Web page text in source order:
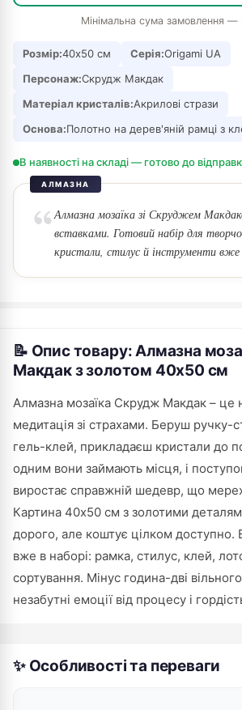
Мінімальна сума замовлення —
Розмір:40х50 см Серія:Origami UA
Персонаж:Скрудж Макдак
Матеріал кристалів:Акрилові стрази
Основа:Полотно на дерев'яній рамці з
В наявності на складі — готово до
АЛМАЗНА
Алмазна мозаїка зі Скруджем
вставками. Готовий набір для
кристали, стилус й інструменти вже
📝 Опис товару: Алмазна
Макдак з золотом 40х50 см
Алмазна мозаїка Скрудж Макдак – це
медитація зі страхами. Беруш ручку-
гель-клей, прикладаєш кристали до
одним вони займають місця, і
виростає справжній шедевр, що
Картина 40х50 см з золотими
дорого, але коштує цілком доступно.
вже в наборі: рамка, стилус, клей,
сортування. Мінус година-дві
незабутні емоції від процесу і
✨ Особливості та переваги